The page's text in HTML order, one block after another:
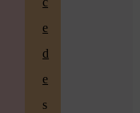
e
d
e
s